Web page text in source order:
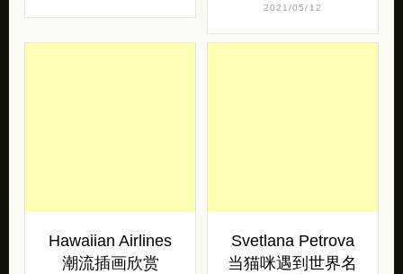
2021/05/12
Hawaiian Airlines
潮流插画欣赏
Svetlana Petrova
当猫咪遇到世界名